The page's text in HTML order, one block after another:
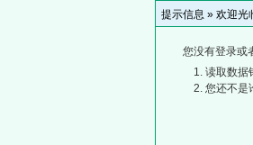
提示信息 » 欢迎光
您没有登录或
读取数据
您还不是